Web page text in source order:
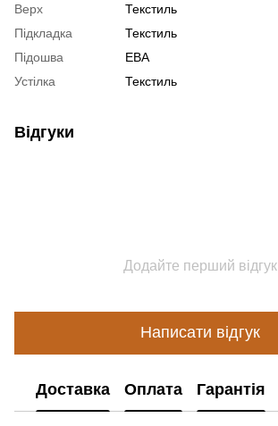
Верх
Текстиль
Підкладка
Текстиль
Підошва
ЕВА
Устілка
Текстиль
Відгуки
Додайте перший відгук
Написати відгук
Доставка Оплата Гарантія